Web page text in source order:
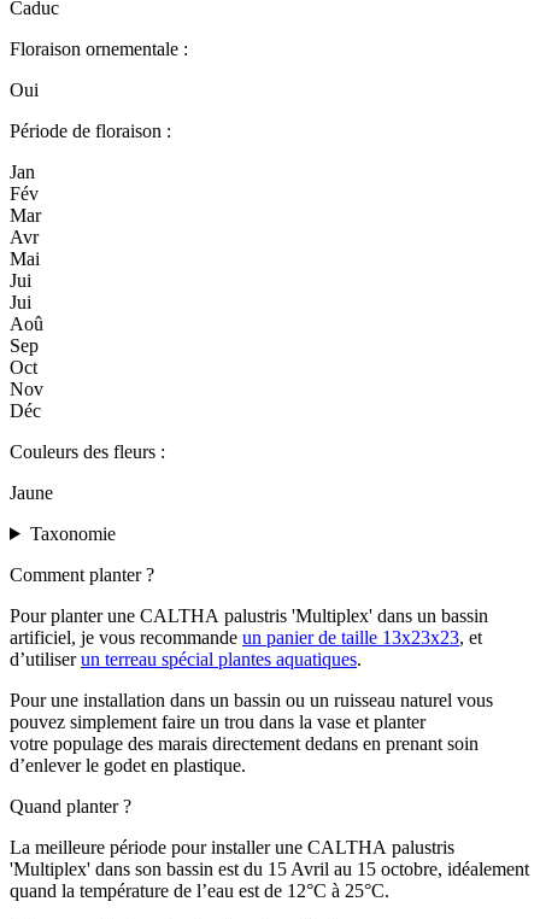
Caduc
Floraison ornementale :
Oui
Période de floraison :
Jan
Fév
Mar
Avr
Mai
Jui
Jui
Aoû
Sep
Oct
Nov
Déc
Couleurs des fleurs :
Jaune
Taxonomie
Comment planter ?
Pour planter une CALTHA palustris 'Multiplex' dans un bassin
artificiel, je vous recommande un panier de taille 13x23x23, et
d’utiliserun terreau spécial plantes aquatiques.
Pour une installation dans un bassin ou un ruisseau naturel vous
pouvez simplement faire un trou dans la vase et planter
votre populage des marais directement dedans en prenant soin
d’enlever le godet en plastique.
Quand planter ?
La meilleure période pour installer une CALTHA palustris
'Multiplex' dans son bassin est du 15 Avril au 15 octobre, idéalement
quand la température de l’eau est de 12°C à 25°C.